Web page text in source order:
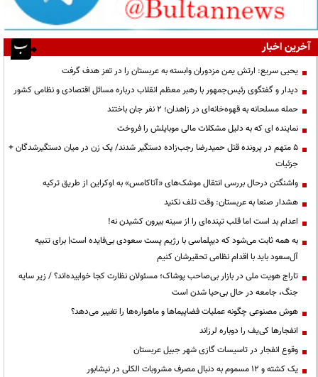
آخرین اخبار
یحیی سریع: ارتش یمن مزدوران وابسته به عربستان را در تعز هدف گرفت
دیدار و گفتگوی رئیس‌جمهور با رهبر معظم انقلاب درباره مسائل اقتصادی و نظامی کشور
حمله مسلحانه به قهوه‌خانه‌ای در زاهدان؛ ۲ نفر جان باختند
نماینده ای که به دلیل مشکلات مالی موبایلش را فروخت
۵ متهم در پرونده قتل حمیدرضا رجب‌زاده دستگیر شدند/ یک زن در میان دستگیرشدگان +
جزئیات
واشنگتن درحال بررسی انتقال موشک‌های «آتاکامس» به اوکراین از طریق ترکیه
هشدار صنعا به عربستان: وقت تلف نکنید
اعدام بد است اما قلب تپنده‌ای را از سینه بیرون کشیدن نه!
به همه ثابت می‌شود که دیپلماسی با رژیم پست سعودی بی‌فایده است| برای تنبیه
آل‌سعود باید با اقدام نظامی تحقیرشان کنیم
تاراج هویت ملی در بازار بی‌صاحب پوشاک؛ مسئولان نظارت کجا خوابیده‌اند؟ / زیر سایه
جنگ، جامعه در حال بی‌حیا شدن است
هوش مصنوعی چگونه عملیات فضاپیماها و ماهواره‌ها را تغییر می‌دهد؟
انفجارها کی‌یف را دوباره لرزاند
وقوع انفجار در تاسیسات گازی شهر جبیل عربستان
یک کشته و ۱۲ مسموم به دنبال مصرف مشروبات الکلی در نیشابور